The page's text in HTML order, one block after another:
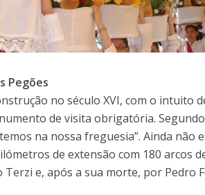
Pegões
no século XVI, com o intuito
de visita obrigatória.
na nossa freguesia”. Ainda não
de extensão com 180 arcos
e, após a sua morte, por Pedro